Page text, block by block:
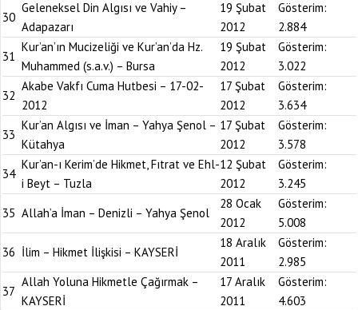
30
Geleneksel Din Algısı ve Vahiy –
Adapazarı
19 Şubat
2012
Gösterim:
2.884
31
Kur’an’ın Mucizeliği ve Kur’an’da Hz.
Muhammed (s.a.v.) – Bursa
19 Şubat
2012
Gösterim:
3.022
32
Akabe Vakfı Cuma Hutbesi – 17-02-
2012
17 Şubat
2012
Gösterim:
3.634
33
Kur’an Algısı ve İman – Yahya Şenol –
Kütahya
17 Şubat
2012
Gösterim:
3.578
34
Kur’an-ı Kerim’de Hikmet, Fıtrat ve Ehl-
i Beyt – Tuzla
12 Şubat
2012
Gösterim:
3.245
35 Allah’a İman – Denizli – Yahya Şenol
28 Ocak
2012
Gösterim:
5.008
36 İlim – Hikmet İlişkisi – KAYSERİ
18 Aralık
2011
Gösterim:
2.985
37
Allah Yoluna Hikmetle Çağırmak –
KAYSERİ
17 Aralık
2011
Gösterim:
4.603